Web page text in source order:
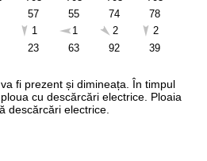
57
1
23
55
1
63
74
2
92
78
2
39
fi prezent și dimineața. În timpul
cu descărcări electrice. Ploaia
descărcări electrice.